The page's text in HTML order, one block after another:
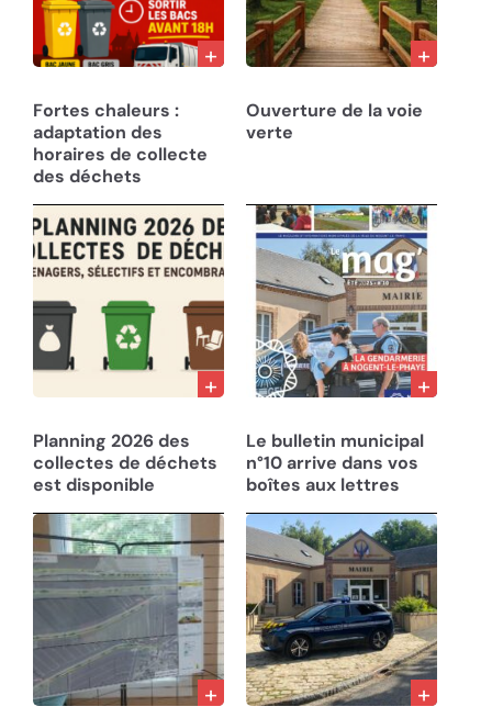
Fortes chaleurs :
adaptation des
horaires de collecte
des déchets
Ouverture de la voie
verte
Planning 2026 des
collectes de déchets
est disponible
Le bulletin municipal
n°10 arrive dans vos
boîtes aux lettres